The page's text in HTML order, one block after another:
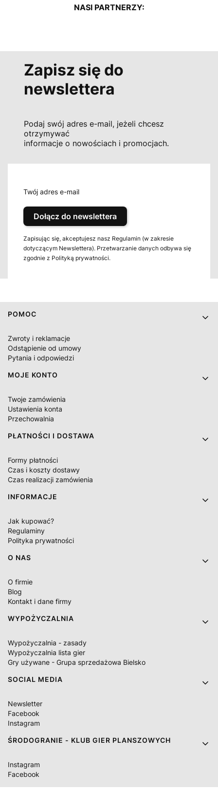
NASI PARTNERZY:
Zapisz się do
newslettera
Podaj swój adres e-mail, jeżeli chcesz
otrzymywać
informacje o nowościach i promocjach.
Twój adres e-mail
Dołącz do newslettera
Zapisując się, akceptujesz nasz Regulamin (w zakresie
dotyczącym Newslettera). Przetwarzanie danych odbywa się
zgodnie z Polityką prywatności.
Linki w stopce
POMOC
Zwroty i reklamacje
Odstąpienie od umowy
Pytania i odpowiedzi
MOJE KONTO
Twoje zamówienia
Ustawienia konta
Przechowalnia
PŁATNOŚCI I DOSTAWA
Formy płatności
Czas i koszty dostawy
Czas realizacji zamówienia
INFORMACJE
Jak kupować?
Regulaminy
Polityka prywatności
O NAS
O firmie
Blog
Kontakt i dane firmy
WYPOŻYCZALNIA
Wypożyczalnia - zasady
Wypożyczalnia lista gier
Gry używane - Grupa sprzedażowa Bielsko
SOCIAL MEDIA
Newsletter
Facebook
Instagram
ŚRODOGRANIE - KLUB GIER PLANSZOWYCH
Instagram
Facebook